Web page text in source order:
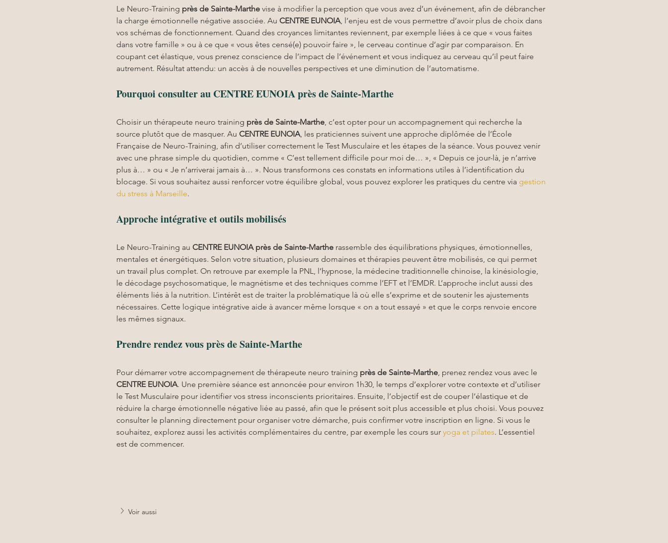
Le Neuro-Training près de Sainte-Marthe vise à modifier la perception que vous avez d’un événement, afin de débrancher
la charge émotionnelle négative associée. Au CENTRE EUNOIA, l’enjeu est de vous permettre d’avoir plus de choix dans
vos schémas de fonctionnement. Quand des croyances limitantes reviennent, par exemple liées à ce que « vous faites
dans votre famille » ou à ce que « vous êtes censé(e) pouvoir faire », le cerveau continue d’agir par comparaison. En
coupant cet élastique, vous prenez conscience de l’impact de l’événement et vous indiquez au cerveau qu’il peut faire
autrement. Résultat attendu: un accès à de nouvelles perspectives et une diminution de l’automatisme.
Pourquoi consulter au CENTRE EUNOIA près de Sainte-Marthe
Choisir un thérapeute neuro training près de Sainte-Marthe, c’est opter pour un accompagnement qui recherche la
source plutôt que de masquer. Au CENTRE EUNOIA, les praticiennes suivent une approche diplômée de l’École
Française de Neuro-Training, afin d’utiliser correctement le Test Musculaire et les étapes de la séance. Vous pouvez venir
avec une phrase simple du quotidien, comme « C’est tellement difficile pour moi de… », « Depuis ce jour-là, je n’arrive
plus à… » ou « Je n’arriverai jamais à… ». Nous transformons ces constats en informations utiles à l’identification du
blocage. Si vous souhaitez aussi renforcer votre équilibre global, vous pouvez explorer les pratiques du centre via gestion
du stress à Marseille.
Approche intégrative et outils mobilisés
Le Neuro-Training au CENTRE EUNOIA près de Sainte-Marthe rassemble des équilibrations physiques, émotionnelles,
mentales et énergétiques. Selon votre situation, plusieurs domaines et thérapies peuvent être mobilisés, ce qui permet
un travail plus complet. On retrouve par exemple la PNL, l’hypnose, la médecine traditionnelle chinoise, la kinésiologie,
le décodage psychosomatique, le magnétisme et des techniques comme l’EFT et l’EMDR. L’approche inclut aussi des
éléments liés à la nutrition. L’intérêt est de traiter la problématique là où elle s’exprime et de soutenir les ajustements
nécessaires. Cette logique intégrative aide à avancer même lorsque « on a tout essayé » et que le corps renvoie encore
les mêmes signaux.
Prendre rendez vous près de Sainte-Marthe
Pour démarrer votre accompagnement de thérapeute neuro training près de Sainte-Marthe, prenez rendez vous avec le
CENTRE EUNOIA. Une première séance est annoncée pour environ 1h30, le temps d’explorer votre contexte et d’utiliser
le Test Musculaire pour identifier vos stress inconscients prioritaires. Ensuite, l’objectif est de couper l’élastique et de
réduire la charge émotionnelle négative liée au passé, afin que le présent soit plus accessible et plus choisi. Vous pouvez
consulter le planning directement pour organiser votre démarche, puis confirmer votre inscription en ligne. Si vous le
souhaitez, explorez aussi les activités complémentaires du centre, par exemple les cours sur yoga et pilates. L’essentiel
est de commencer.
Voir aussi